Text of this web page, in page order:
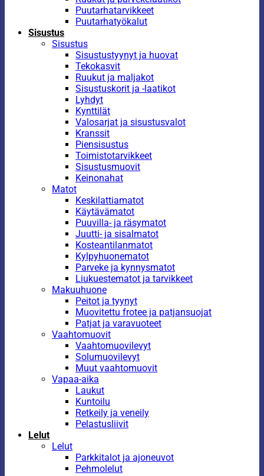
Puutarhatarvikkeet
Puutarhatyökalut
Sisustus
Sisustus
Sisustustyynyt ja huovat
Tekokasvit
Ruukut ja maljakot
Sisustuskorit ja -laatikot
Lyhdyt
Kynttilät
Valosarjat ja sisustusvalot
Kranssit
Piensisustus
Toimistotarvikkeet
Sisustusmuovit
Keinonahat
Matot
Keskilattiamatot
Käytävämatot
Puuvilla- ja räsymatot
Juutti- ja sisalmatot
Kosteantilanmatot
Kylpyhuonematot
Parveke ja kynnysmatot
Liukuestematot ja tarvikkeet
Makuuhuone
Peitot ja tyynyt
Muovitettu frotee ja patjansuojat
Patjat ja varavuoteet
Vaahtomuovit
Vaahtomuovilevyt
Solumuovilevyt
Muut vaahtomuovit
Vapaa-aika
Laukut
Kuntoilu
Retkeily ja veneily
Pelastusliivit
Lelut
Lelut
Parkkitalot ja ajoneuvot
Pehmolelut